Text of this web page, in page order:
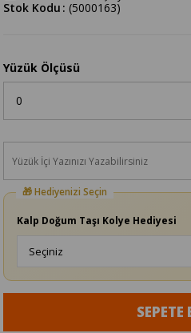
(5000163)
Stok Kodu
Yüzük Ölçüsü
Kalp Doğum Taşı Kolye Hediyesi